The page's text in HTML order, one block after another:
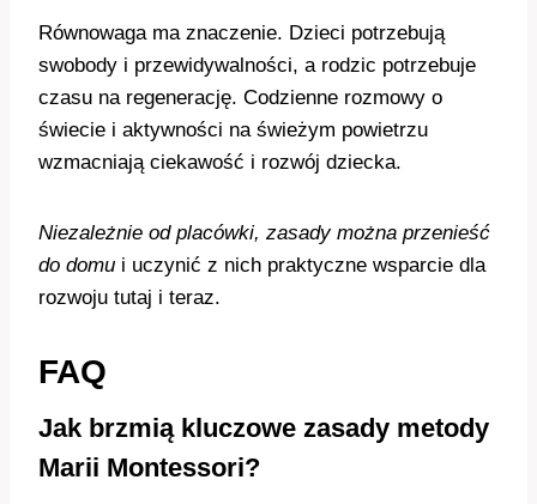
Równowaga ma znaczenie. Dzieci potrzebują
swobody i przewidywalności, a rodzic potrzebuje
czasu na regenerację. Codzienne rozmowy o
świecie i aktywności na świeżym powietrzu
wzmacniają ciekawość i rozwój dziecka.
Niezależnie od placówki, zasady można przenieść
do domu i uczynić z nich praktyczne wsparcie dla
rozwoju tutaj i teraz.
FAQ
Jak brzmią kluczowe zasady metody
Marii Montessori?